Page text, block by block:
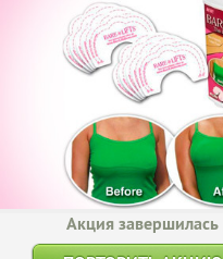
Акция завершилась